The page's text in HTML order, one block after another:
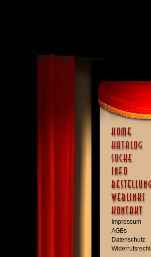
Impressum
AGBs
Datenschutz
Widerrufsrecht